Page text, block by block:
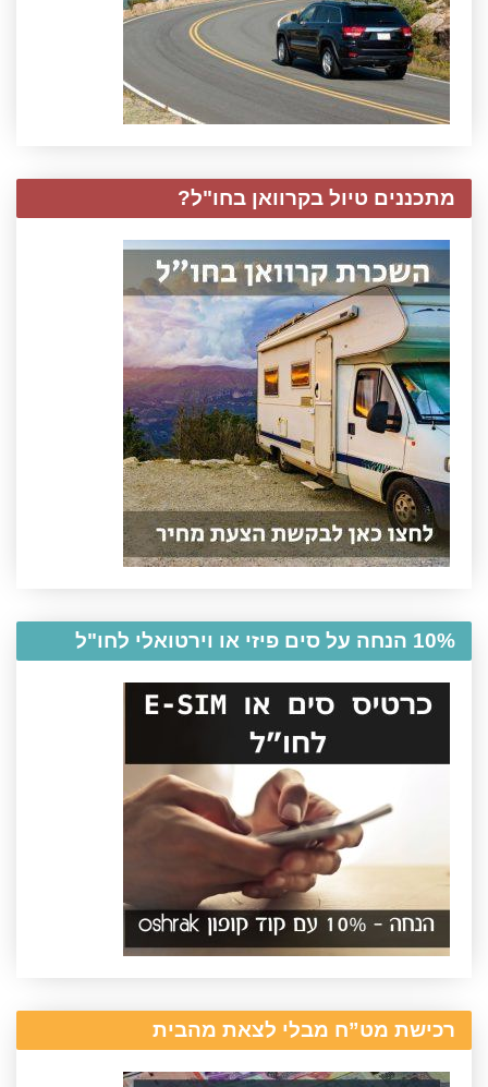
מתכננים טיול בקרוואן בחו"ל?
10% הנחה על סים פיזי או וירטואלי לחו"ל
רכישת מט”ח מבלי לצאת מהבית